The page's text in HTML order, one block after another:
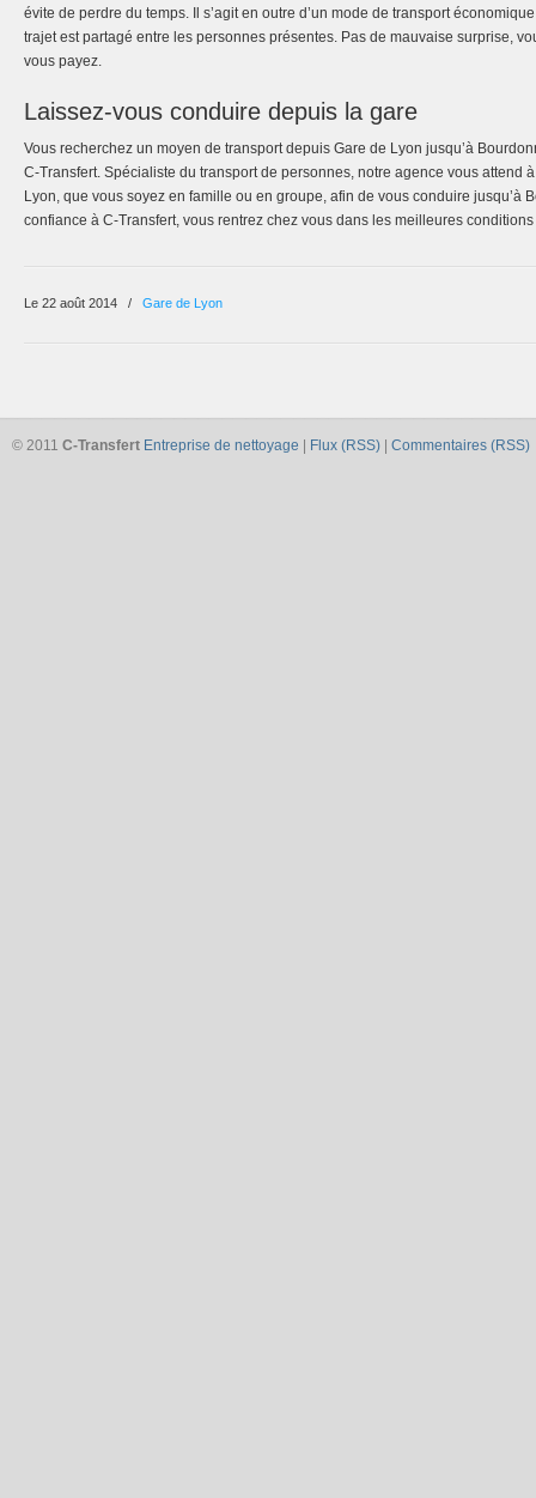
évite de perdre du temps. Il s’agit en outre d’un mode de transport
trajet est partagé entre les personnes présentes. Pas de mauvaise surprise,
vous payez.
Laissez-vous conduire depuis la gare
Vous recherchez un moyen de transport depuis Gare de Lyon jusqu’à
C-Transfert. Spécialiste du transport de personnes, notre agence vous attend
Lyon, que vous soyez en famille ou en groupe, afin de vous conduire jusqu’à
confiance à C-Transfert, vous rentrez chez vous dans les meilleures
Le 22 août 2014 / Gare de Lyon
© 2011 C-Transfert Entreprise de nettoyage Flux (RSS) Commentaires (RSS)